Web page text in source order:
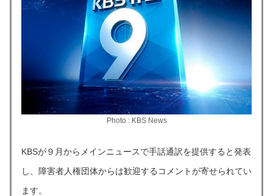
Photo : KBS News
KBSが９月からメインニュースで手話通訳を提供すると発表
し、障害者人権団体からは歓迎するコメントが寄せられてい
ます。